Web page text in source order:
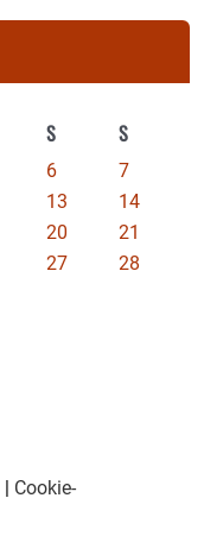
S S
6
7
13
14
20
21
27
28
Cookie-